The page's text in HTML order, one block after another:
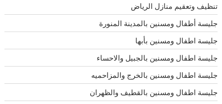
تنظيف وتعقيم منازل الرياض
جليسة أطفال ومسنين بالمدينة المنورة
جليسة اطفال ومسنين بأبها
جليسة اطفال ومسنين بالجبيل والاحساء
جليسة اطفال ومسنين بالخرج والمزاحميه
جليسة اطفال ومسنين بالقطيف والظهران